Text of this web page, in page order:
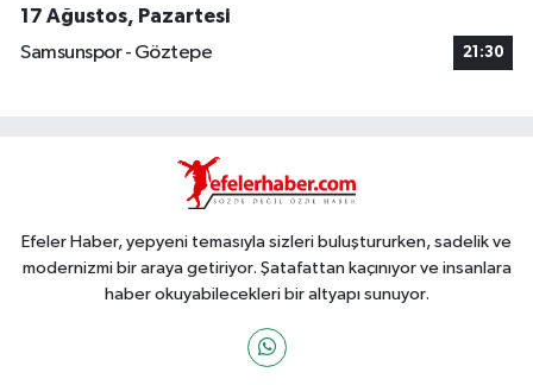
17 Ağustos, Pazartesi
Samsunspor - Göztepe
21:30
Efeler Haber, yepyeni temasıyla sizleri buluştururken, sadelik ve
modernizmi bir araya getiriyor. Şatafattan kaçınıyor ve insanlara
haber okuyabilecekleri bir altyapı sunuyor.